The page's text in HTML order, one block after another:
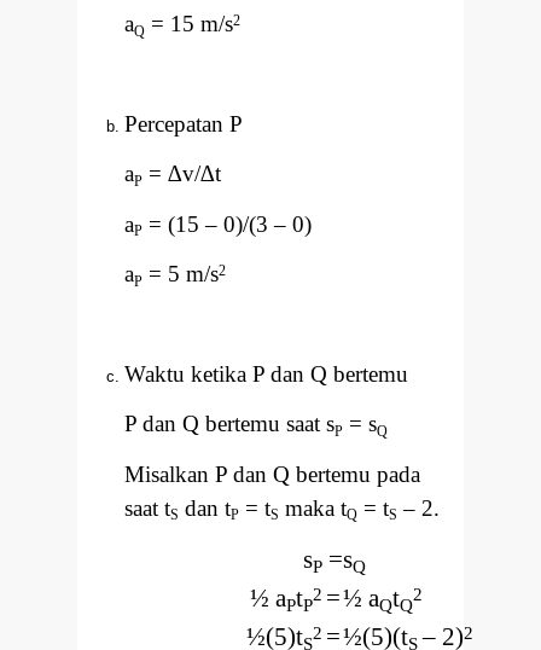
aQ = 15 m/s2
Percepatan P
aP = ∆v/∆t
aP = (15 – 0)/(3 – 0)
aP = 5 m/s2
Waktu ketika P dan Q bertemu
P dan Q bertemu saat sP = sQ
Misalkan P dan Q bertemu pada
saat tS dan tP = tS maka tQ = tS – 2.
sP =sQ
½ aPtP
2 =½ aQtQ
2
½(5)tS
2 =½(5)(tS – 2)2